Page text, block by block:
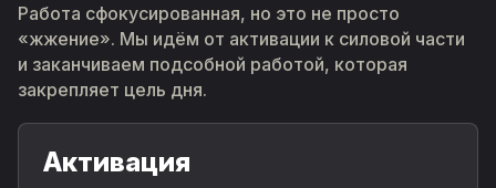
Работа сфокусированная, но это не просто
«жжение». Мы идём от активации к силовой части
и заканчиваем подсобной работой, которая
закрепляет цель дня.
Активация